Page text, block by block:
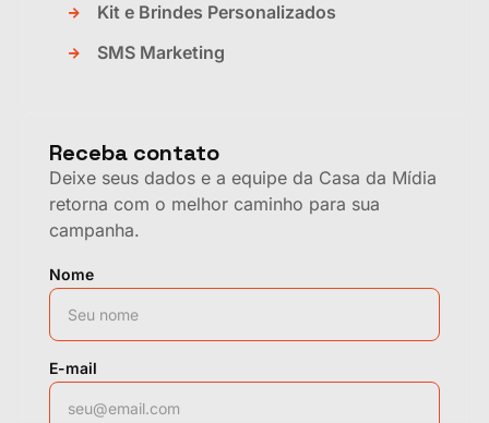
Kit e Brindes Personalizados
SMS Marketing
Receba contato
Deixe seus dados e a equipe da Casa da Mídia
retorna com o melhor caminho para sua
campanha.
Nome
E-mail